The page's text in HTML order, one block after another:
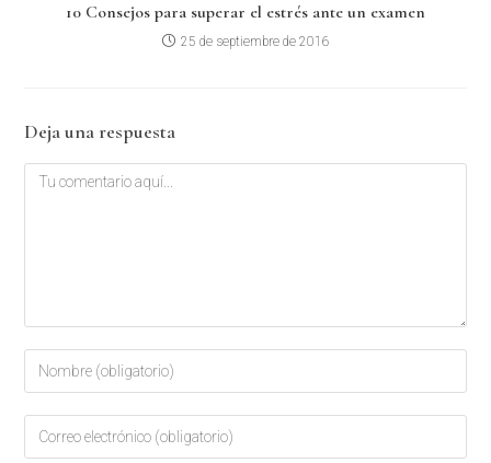
10 Consejos para superar el estrés ante un examen
25 de septiembre de 2016
Deja una respuesta